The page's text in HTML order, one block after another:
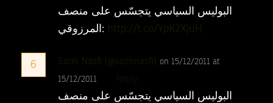
البوليس السياسي يتجسّس على منصف
المرزوقي:
http://t.co/YpK2XjuH
6 Sami Nasfi (@saminasfi) on 15/12/2011 at
15/12/2011
البوليس السياسي يتجسّس على منصف